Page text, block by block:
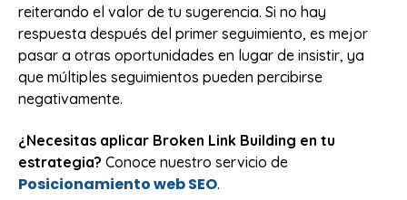
reiterando el valor de tu sugerencia. Si no hay
respuesta después del primer seguimiento, es mejor
pasar a otras oportunidades en lugar de insistir, ya
que múltiples seguimientos pueden percibirse
negativamente.
¿Necesitas aplicar Broken Link Building en tu
estrategia? Conoce nuestro servicio de
Posicionamiento web SEO.